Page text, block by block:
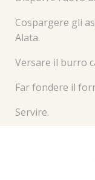
Cospargere gli
Alata.
Versare il burro
Far fondere il
Servire.